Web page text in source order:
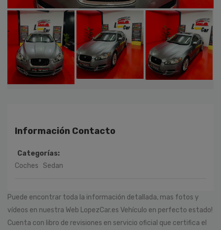
Información Contacto
Categorías:
Coches Sedan
Puede encontrar toda la información detallada, mas fotos y
vídeos en nuestra Web LopezCar.es Vehículo en perfecto estado!
Cuenta con libro de revisiones en servicio oficial que certifica el